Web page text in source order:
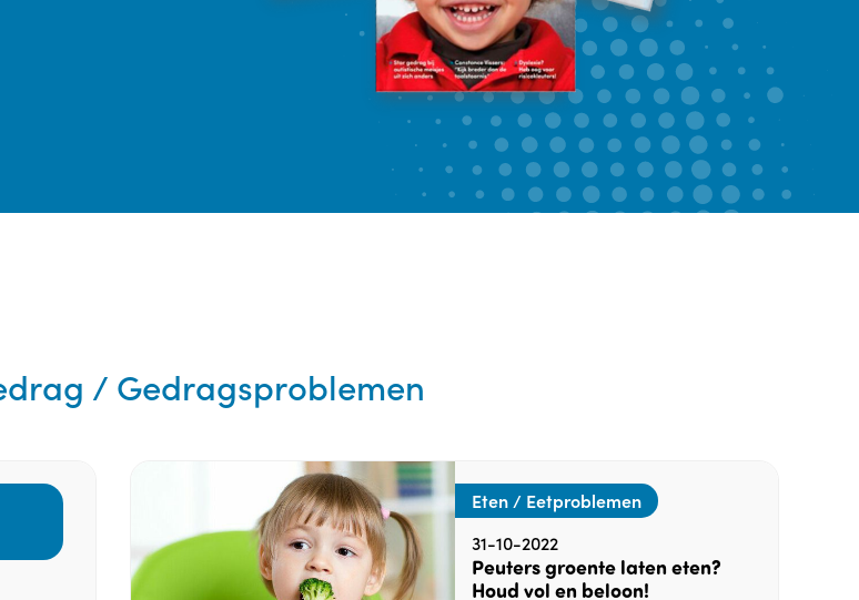
/ Gedragsproblemen
Eten / Eetproblemen
31-10-2022
Peuters groente laten eten?
Houd vol en beloon!